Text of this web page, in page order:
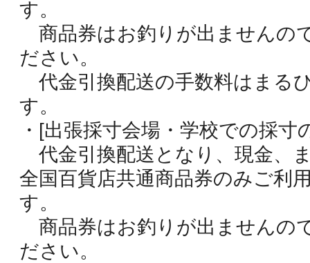
す。
商品券はお釣りが出ませんの
ださい。
代金引換配送の手数料はまる
す。
・[出張採寸会場・学校での採寸
代金引換配送となり、現金、
全国百貨店共通商品券のみご利
す。
商品券はお釣りが出ませんの
ださい。